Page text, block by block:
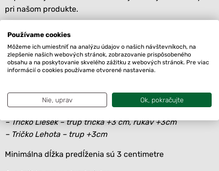
pri našom produkte.
Pridajte do košíka nižšie uvedenú položku a následne si
objednajte požadovaný tovar
za každý tovar zvlášť. Do poznámky v objednávke
uveďte, o koľko potrebujete predĺžiť ktorý tovar, napr.:
– Tričko Liesek – trup trička +3 cm, rukáv +3cm
– Tričko Lehota – trup +3cm
Minimálna dĺžka predĺženia sú 3 centimetre
Používame cookies
Môžeme ich umiestniť na analýzu údajov o našich návštevníkoch, na
zlepšenie našich webových stránok, zobrazovanie prispôsobeného
obsahu a na poskytovanie skvelého zážitku z webových stránok. Pre viac
informácií o cookies používame otvorené nastavenia.
Nie, uprav Ok, pokračujte